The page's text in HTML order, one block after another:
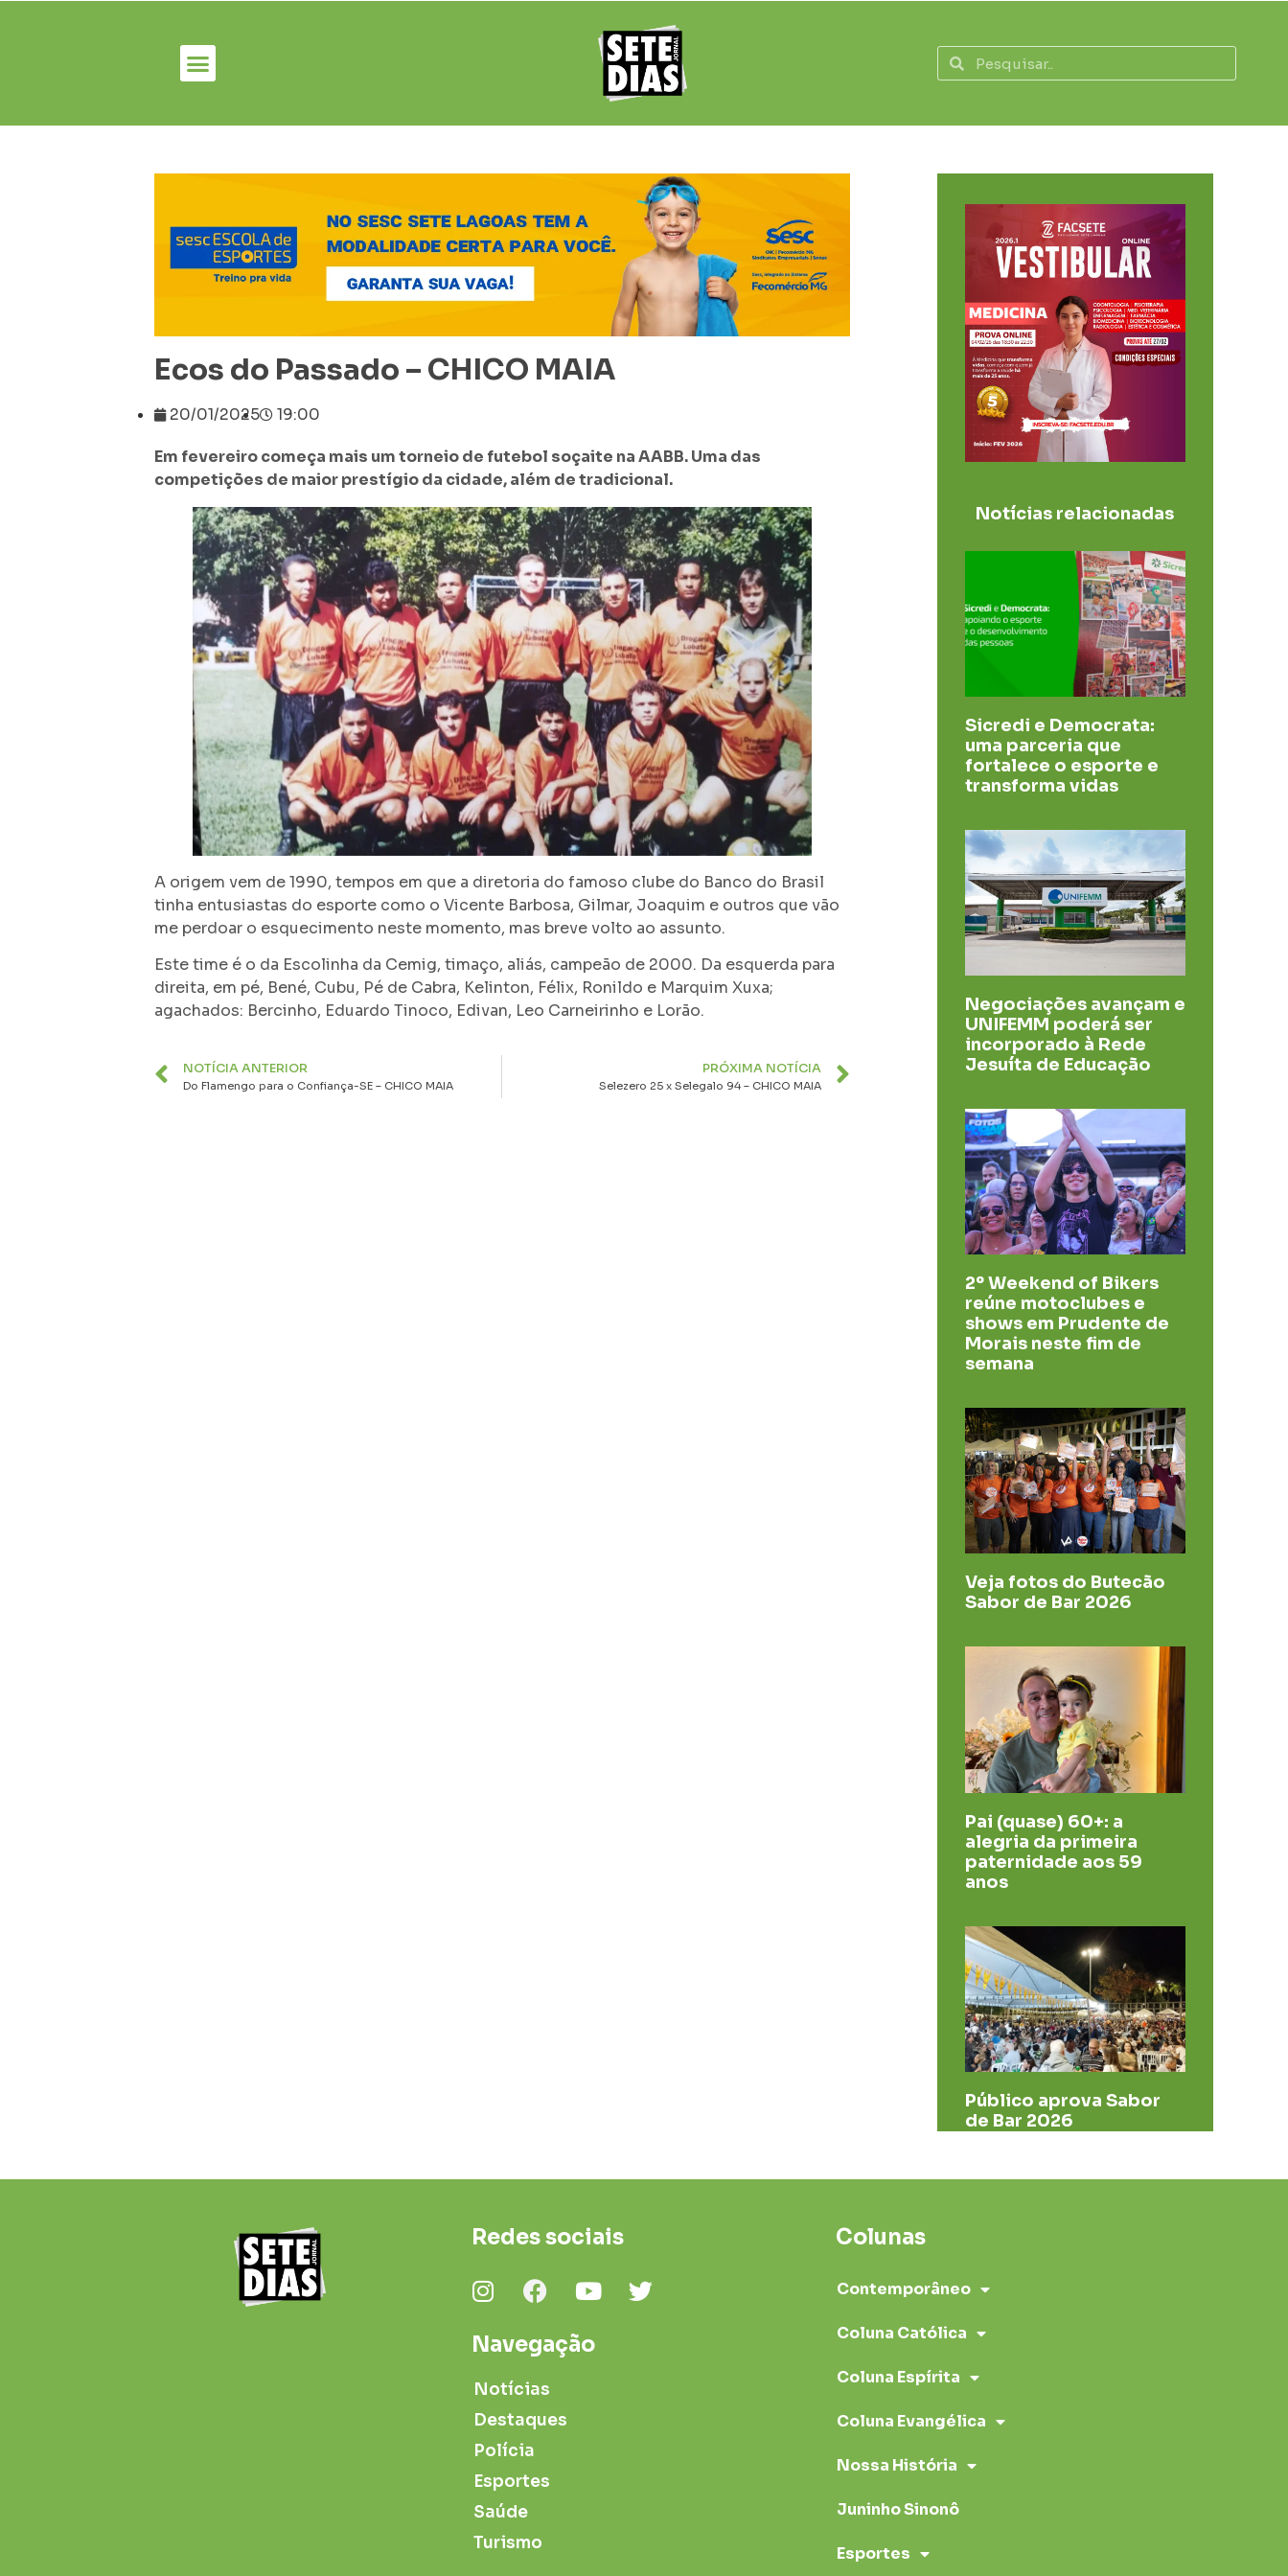
Ecos do Passado – CHICO MAIA
20/01/2025 19:00
Em fevereiro começa mais um torneio de futebol soçaite na AABB. Uma das
competições de maior prestígio da cidade, além de tradicional.
A origem vem de 1990, tempos em que a diretoria do famoso clube do Banco do Brasil
tinha entusiastas do esporte como o Vicente Barbosa, Gilmar, Joaquim e outros que vão
me perdoar o esquecimento neste momento, mas breve volto ao assunto.
Este time é o da Escolinha da Cemig, timaço, aliás, campeão de 2000. Da esquerda para
direita, em pé, Bené, Cubu, Pé de Cabra, Kelinton, Félix, Ronildo e Marquim Xuxa;
agachados: Bercinho, Eduardo Tinoco, Edivan, Leo Carneirinho e Lorão.
NOTÍCIA ANTERIOR
Do Flamengo para o Confiança-SE – CHICO MAIA
PRÓXIMA NOTÍCIA
Selezero 25 x Selegalo 94 – CHICO MAIA
Notícias relacionadas
Sicredi e Democrata:
uma parceria que
fortalece o esporte e
transforma vidas
Negociações avançam e
UNIFEMM poderá ser
incorporado à Rede
Jesuíta de Educação
2º Weekend of Bikers
reúne motoclubes e
shows em Prudente de
Morais neste fim de
semana
Veja fotos do Butecão
Sabor de Bar 2026
Pai (quase) 60+: a
alegria da primeira
paternidade aos 59
anos
Público aprova Sabor
de Bar 2026
Redes sociais
Navegação
Notícias
Destaques
Polícia
Esportes
Saúde
Turismo
Colunas
Contemporâneo
Coluna Católica
Coluna Espírita
Coluna Evangélica
Nossa História
Juninho Sinonô
Esportes